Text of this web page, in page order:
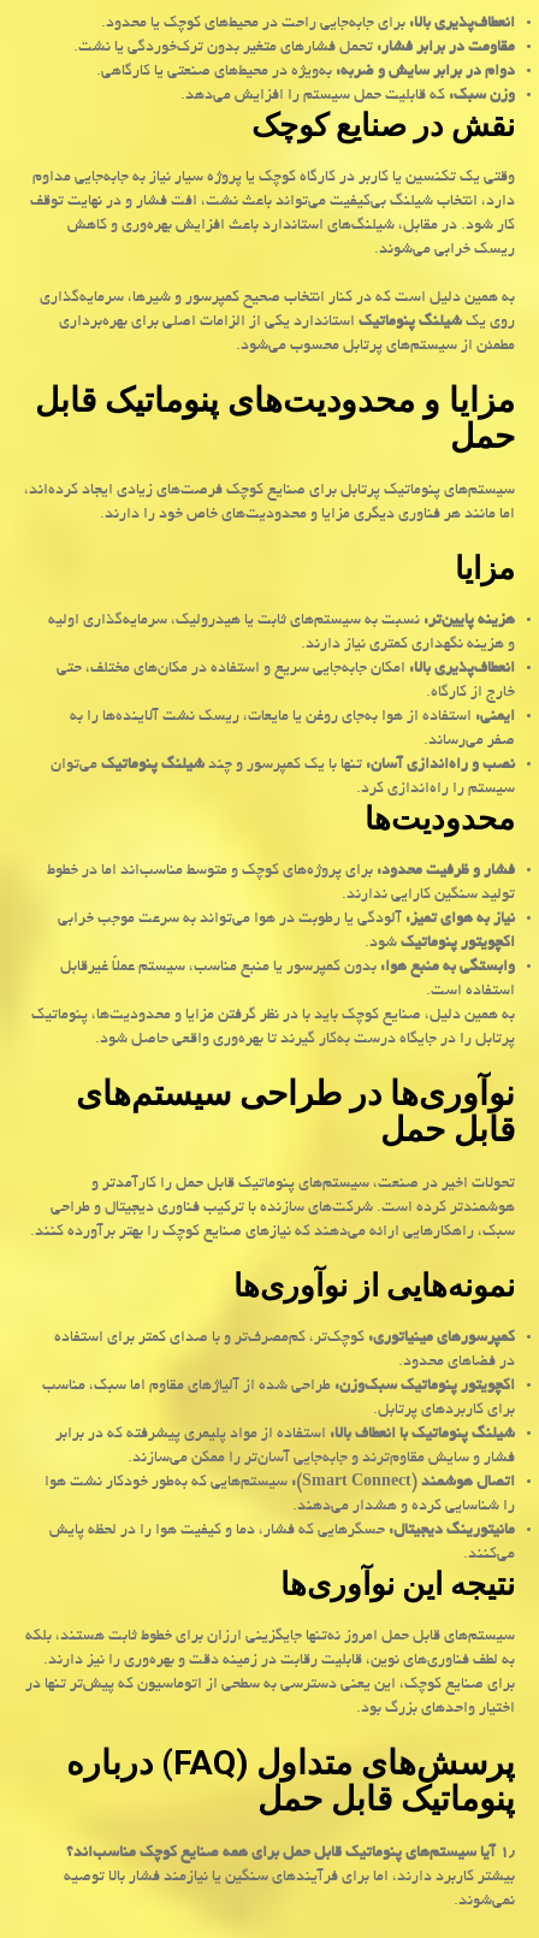
انعطاف‌پذیری بالا: برای جابه‌جایی راحت در محیط‌های کوچک یا محدود.
مقاومت در برابر فشار: تحمل فشارهای متغیر بدون ترک‌خوردگی یا نشت.
دوام در برابر سایش و ضربه: به‌ویژه در محیط‌های صنعتی یا کارگاهی.
وزن سبک: که قابلیت حمل سیستم را افزایش می‌دهد.
نقش در صنایع کوچک
وقتی یک تکنسین یا کاربر در کارگاه کوچک یا پروژه سیار نیاز به جابه‌جایی مداوم
دارد، انتخاب شیلنگ بی‌کیفیت می‌تواند باعث نشت، افت فشار و در نهایت توقف
کار شود. در مقابل، شیلنگ‌های استاندارد باعث افزایش بهره‌وری و کاهش
ریسک خرابی می‌شوند.
به همین دلیل است که در کنار انتخاب صحیح کمپرسور و شیرها، سرمایه‌گذاری
روی یکشیلنگ پنوماتیکاستاندارد یکی از الزامات اصلی برای بهره‌برداری
مطمئن از سیستم‌های پرتابل محسوب می‌شود.
مزایا و محدودیت‌های پنوماتیک قابل
حمل
سیستم‌های پنوماتیک پرتابل برای صنایع کوچک فرصت‌های زیادی ایجاد کرده‌اند،
اما مانند هر فناوری دیگری مزایا و محدودیت‌های خاص خود را دارند.
مزایا
هزینه پایین‌تر: نسبت به سیستم‌های ثابت یا هیدرولیک، سرمایه‌گذاری اولیه
و هزینه نگهداری کمتری نیاز دارند.
انعطاف‌پذیری بالا: امکان جابه‌جایی سریع و استفاده در مکان‌های مختلف، حتی
خارج از کارگاه.
ایمنی: استفاده از هوا به‌جای روغن یا مایعات، ریسک نشت آلاینده‌ها را به
صفر می‌رساند.
نصب و راه‌اندازی آسان: تنها با یک کمپرسور و چندشیلنگ پنوماتیکمی‌توان
سیستم را راه‌اندازی کرد.
محدودیت‌ها
فشار و ظرفیت محدود: برای پروژه‌های کوچک و متوسط مناسب‌اند اما در خطوط
تولید سنگین کارایی ندارند.
نیاز به هوای تمیز: آلودگی یا رطوبت در هوا می‌تواند به سرعت موجب خرابی
اکچویتور پنوماتیکشود.
وابستگی به منبع هوا: بدون کمپرسور یا منبع مناسب، سیستم عملاً غیرقابل
استفاده است.
به همین دلیل، صنایع کوچک باید با در نظر گرفتن مزایا و محدودیت‌ها، پنوماتیک
پرتابل را در جایگاه درست به‌کار گیرند تا بهره‌وری واقعی حاصل شود.
نوآوری‌ها در طراحی سیستم‌های
قابل حمل
تحولات اخیر در صنعت، سیستم‌های پنوماتیک قابل حمل را کارآمدتر و
هوشمندتر کرده است. شرکت‌های سازنده با ترکیب فناوری دیجیتال و طراحی
سبک، راهکارهایی ارائه می‌دهند که نیازهای صنایع کوچک را بهتر برآورده کنند.
نمونه‌هایی از نوآوری‌ها
کمپرسورهای مینیاتوری: کوچک‌تر، کم‌مصرف‌تر و با صدای کمتر برای استفاده
در فضاهای محدود.
اکچویتور پنوماتیک سبک‌وزن: طراحی شده از آلیاژهای مقاوم اما سبک، مناسب
برای کاربردهای پرتابل.
شیلنگ پنوماتیک با انعطاف بالا: استفاده از مواد پلیمری پیشرفته که در برابر
فشار و سایش مقاوم‌ترند و جابه‌جایی آسان‌تر را ممکن می‌سازند.
اتصال هوشمند(Smart Connect):
سیستم‌هایی که به‌طور خودکار نشت هوا
را شناسایی کرده و هشدار می‌دهند.
مانیتورینگ دیجیتال: حسگرهایی که فشار، دما و کیفیت هوا را در لحظه پایش
می‌کنند.
نتیجه این نوآوری‌ها
سیستم‌های قابل حمل امروز نه‌تنها جایگزینی ارزان برای خطوط ثابت هستند، بلکه
به لطف فناوری‌های نوین، قابلیت رقابت در زمینه دقت و بهره‌وری را نیز دارند.
برای صنایع کوچک، این یعنی دسترسی به سطحی از اتوماسیون که پیش‌تر تنها در
اختیار واحدهای بزرگ بود.
پرسش‌های متداول(FAQ)
درباره
پنوماتیک قابل حمل
۱٫
آیا سیستم‌های پنوماتیک قابل حمل برای همه صنایع کوچک مناسب‌اند؟
بیشتر کاربرد دارند، اما برای فرآیندهای سنگین یا نیازمند فشار بالا توصیه
نمی‌شوند.